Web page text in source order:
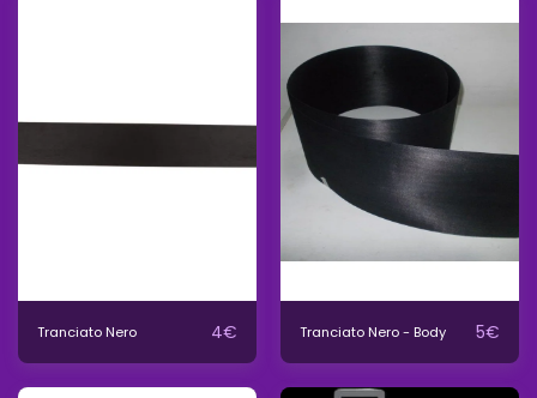
Tranciato Nero 4€ Tranciato Nero - Body 5€